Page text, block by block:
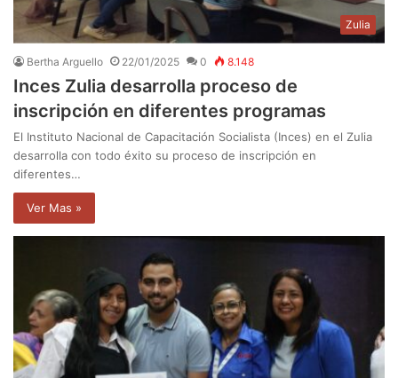
Zulia
Bertha Arguello 22/01/2025 0 8.148
Inces Zulia desarrolla proceso de
inscripción en diferentes programas
El Instituto Nacional de Capacitación Socialista (Inces) en el Zulia
desarrolla con todo éxito su proceso de inscripción en
diferentes…
Ver Mas »